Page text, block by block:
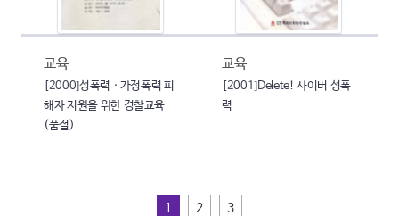
교육
[2000]성폭력 · 가정폭력 피
해자 지원을 위한 경찰교육
(품절)
교육
[2001]Delete! 사이버 성폭
력
1 2 3